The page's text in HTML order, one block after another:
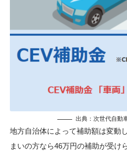
出典： 次世代自動
地方自治体によって補助額は変動
まいの方なら46万円の補助が受け